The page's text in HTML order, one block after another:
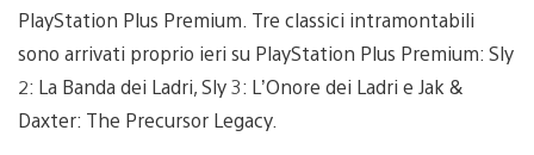
PlayStation Plus Premium. Tre classici intramontabili
sono arrivati proprio ieri su PlayStation Plus Premium: Sly
2: La Banda dei Ladri, Sly 3: L’Onore dei Ladri e Jak &
Daxter: The Precursor Legacy.